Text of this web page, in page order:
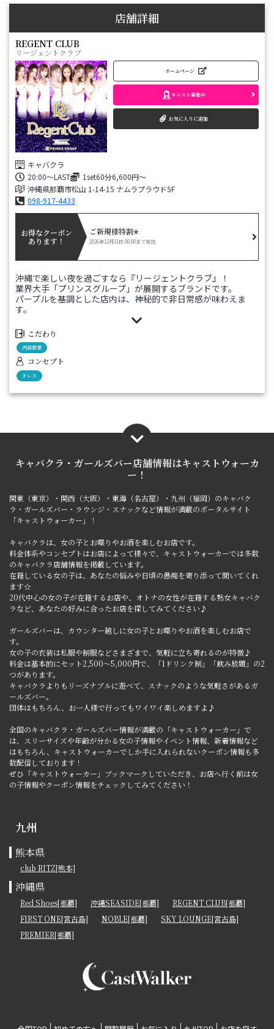
店舗詳細
REGENT CLUB
リージェントクラブ
キャバクラ
20:00〜LAST
1set60分6,600円～
沖縄県那覇市松山 1-14-15 ナムラプラウド5F
098-917-4433
ホームページ
キャスト募集中
お気に入りに追加
お得なクーポン
あります！
ご新規様特割⭐️
2026年12月31日 00:00まで有効
沖縄で楽しい夜を過ごすなら『リージェントクラブ』！
業界大手「プリンスグループ」が展開するブランドです。
パープルを基調とした店内は、神秘的で非日常感が味わえま
す。
もちろん、在籍する女の子は厳選された美女ばかり！
最上級のキャストが皆さまをおもてなしいたします。
こだわり
内装豪華
コンセプト
ドレス
キャバクラ・ガールズバー店舗情報はキャストウォーカ
ー！
関東（東京）・関西（大阪）・東海（名古屋）・九州（福岡）のキャバク
ラ・ガールズバー・ラウンジ・スナックなど情報が満載のポータルサイト
「キャストウォーカー」！
キャバクラは、女の子とお喋りやお酒を楽しむお店です。
料金体系やコンセプトはお店によって様々で、キャストウォーカーでは多数
のキャバクラ店舗情報を掲載しています。
在籍している女の子は、あなたの悩みや日頃の愚痴を寄り添って聞いてくれ
ます☆
20代中心の女の子が在籍するお店や、オトナの女性が在籍する熟女キャバク
ラなど、あなたの好みに合ったお店を探してみてください♪
ガールズバーは、カウンター越しに女の子とお喋りやお酒を楽しむお店で
す。
女の子の衣装は私服や制服などさまざまで、気軽に立ち寄れるのが特徴♪
料金は基本的にセット2,500～5,000円で、「1ドリンク制」「飲み放題」の2
つがあります。
キャバクラよりもリーズナブルに遊べて、スナックのような気軽さがあるガ
ールズバー。
団体はもちろん、お一人様で行ってもワイワイ楽しめますよ♪
全国のキャバクラ・ガールズバー情報が満載の「キャストウォーカー」で
は、スリーサイズや年齢が分かる女の子情報やイベント情報、新着情報など
はもちろん、キャストウォーカーでしか手に入れられないクーポン情報も多
数配信しております！
ぜひ「キャストウォーカー」ブックマークしていただき、お店へ行く前は女
の子情報やクーポン情報をチェックしてみてください！
九州
熊本県
club RITZ[熊本]
沖縄県
Red Shoes[那覇] 沖縄SEASIDE[那覇]
REGENT CLUB[那覇]
FIRST ONE[宮古島]
NOBLE[那覇]
SKY LOUNGE[宮古島]
PREMIER[那覇]